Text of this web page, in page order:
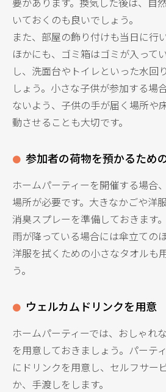
いておくのも良いでしょう。
また、部屋の飾り付けも当日に行い
ほかにも、ゴミ箱はゴミが入って
し、洗面台やトイレといった水回
しょう。小さな子供が参加する場
ないよう、子供の手が届く場所や
動させることも大切です。
参加者の荷物を預かるため
ホームパーティーを開催する場合
場所が必要です。大きなかごや洋
消臭スプレーを準備しておきます。
雨が降っている場合には傘立ての
洋服を拭くための小さなタオルも
う。
ウェルカムドリンクを用意
ホームパーティーでは、おしゃれ
を用意しておきましょう。パーテ
にドリンクを用意し、セルフサー
か、手渡しをします。